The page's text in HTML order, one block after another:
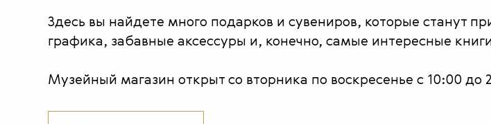
Здесь вы найдете много подарков и сувениров, которые станут
графика, забавные аксессуры и, конечно, самые интересные
Музейный магазин открыт со вторника по воскресенье с 10:00 до